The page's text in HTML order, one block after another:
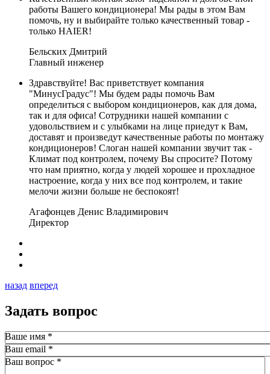
работы Вашего кондиционера! Мы рады в этом Вам
помочь, ну и выбирайте только качественный товар -
только HAIER!
Бельских Дмитрий
Главный инженер
Здравствуйте! Вас приветствует компания
"МинусГрадус"! Мы будем рады помочь Вам
определиться с выбором кондиционеров, как для дома,
так и для офиса! Сотрудники нашей компании с
удовольствием и с улыбками на лице приедут к Вам,
доставят и произведут качественные работы по монтажу
кондиционеров! Слоган нашей компании звучит так -
Климат под контролем, почему Вы спросите? Потому
что нам приятно, когда у людей хорошее и прохладное
настроение, когда у них все под контролем, и такие
мелочи жизни больше не беспокоят!
Агафонцев Денис Владимирович
Директор
назад вперед
Задать вопрос
Ваше имя *
Ваш email *
Ваш вопрос *